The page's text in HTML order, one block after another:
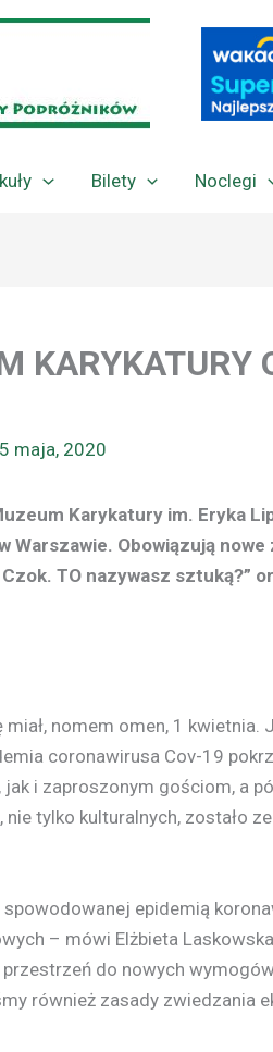
Bilety Noclegi
KARYKATURY
maja, 2020
Karykatury im. Eryka
Warszawie. Obowiązują nowe
TO nazywasz sztuką?”
nomem omen, 1 kwietnia.
coronawirusa Cov-19
i zaproszonym gościom, a
tylko kulturalnych, zostało
epidemią
– mówi Elżbieta
do nowych
również zasady zwiedzania